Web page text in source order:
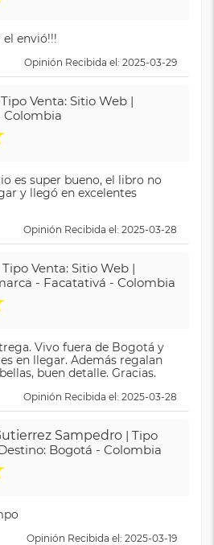
envió!!!
Opinión Recibida el: 2025-03-29
Venta: Sitio Web |
Colombia
es super bueno, el libro no
y llegó en excelentes
Opinión Recibida el: 2025-03-28
Tipo Venta: Sitio Web |
- Facatativá - Colombia
Vivo fuera de Bogotá y
en llegar. Además regalan
buen detalle. Gracias.
Opinión Recibida el: 2025-03-28
Sampedro | Tipo
Bogotá - Colombia
Opinión Recibida el: 2025-03-19